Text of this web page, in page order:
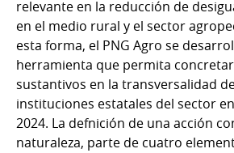
relevante en la reducción de
en el medio rural y el sector
esta forma, el PNG Agro se
herramienta que permita
sustantivos en la transversalidad
instituciones estatales del sector
2024. La defnición de una acción
naturaleza, parte de cuatro